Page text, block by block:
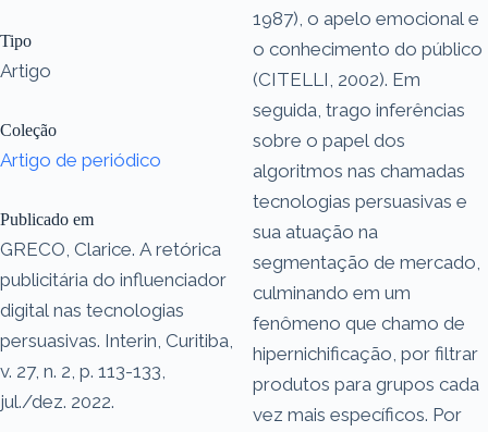
Tipo
Artigo
Coleção
Artigo de periódico
Publicado em
GRECO, Clarice. A retórica
publicitária do influenciador
digital nas tecnologias
persuasivas. Interin, Curitiba,
v. 27, n. 2, p. 113-133,
jul./dez. 2022.
1987), o apelo emocional e
o conhecimento do público
(CITELLI, 2002). Em
seguida, trago inferências
sobre o papel dos
algoritmos nas chamadas
tecnologias persuasivas e
sua atuação na
segmentação de mercado,
culminando em um
fenômeno que chamo de
hipernichificação, por filtrar
produtos para grupos cada
vez mais específicos. Por